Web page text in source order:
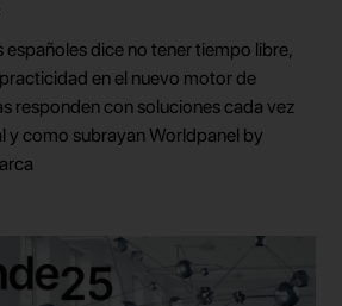
españoles dice no tener tiempo libre,
en el nuevo motor de
responden con soluciones cada vez
y como subrayan Worldpanel by